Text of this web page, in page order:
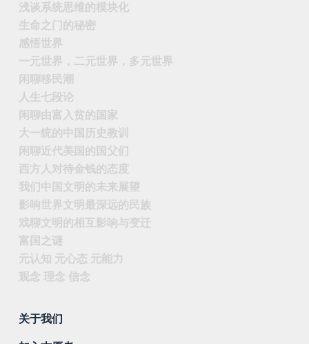
浅谈系统思维的模块化
生命之门的秘密
感悟世界
一元世界，二元世界，多元世界
闲聊移民潮
人生七段论
闲聊由富入贫的国家
大一统的中国历史教训
闲聊近代美国的国父们
西方人对待金钱的态度
我们中国文明的未来展望
影响世界文明最深远的民族
戏聊文明的相互影响与变迁
富国之谜
元认知 元心态 元能力
观念 理念 信念
关于我们